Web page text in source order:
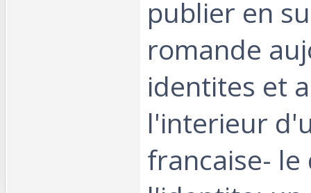
publier en
romande
identites et
l'interieur
francaise- le